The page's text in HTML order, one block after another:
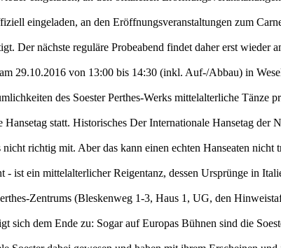
eingeladen, an den Eröffnungsveranstaltungen zum
Der nächste reguläre Probeabend findet daher erst wieder
29.10.2016 von 13:00 bis 14:30 (inkl. Auf-/Abbau) in
des Soester Perthes-Werks mittelalterliche Tänze
statt. Historisches Der Internationale Hansetag der
richtig mit. Aber das kann einen echten Hanseaten
ist ein mittelalterlicher Reigentanz, dessen Ursprünge in
Zentrums (Bleskenweg 1-3, Haus 1, UG, den
sich dem Ende zu: Sogar auf Europas Bühnen sind die